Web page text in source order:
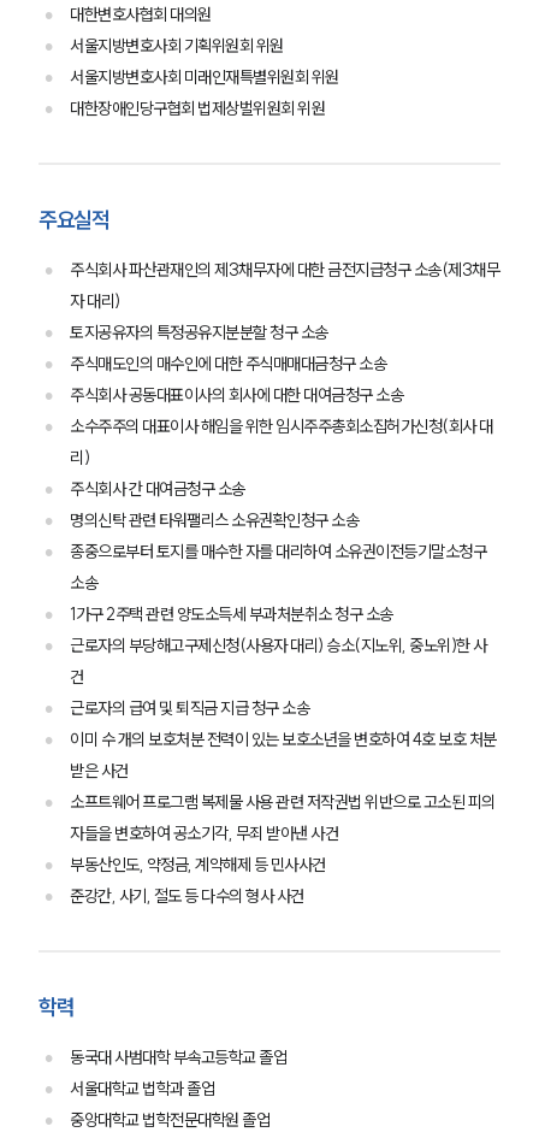
그룹소개
대륜의 강점
오시는 길
글로벌 파트너 로펌
주요 업무사례
사례분석/최신동향
대한변호사협회 대의원
서울지방변호사회 기획위원회 위원
서울지방변호사회 미래인재특별위원회 위원
대한장애인당구협회 법제상벌위원회 위원
주요실적
주식회사 파산관재인의 제3채무자에 대한 금전지급청구 소송(제3채무
자 대리)
토지공유자의 특정공유지분분할 청구 소송
주식매도인의 매수인에 대한 주식매매대금청구 소송
주식회사 공동대표이사의 회사에 대한 대여금청구 소송
소수주주의 대표이사 해임을 위한 임시주주총회소집허가신청(회사 대
리)
주식회사 간 대여금청구 소송
명의신탁 관련 타워팰리스 소유권확인청구 소송
종중으로부터 토지를 매수한 자를 대리하여 소유권이전등기말소청구
소송
1가구 2주택 관련 양도소득세 부과처분취소 청구 소송
근로자의 부당해고구제신청(사용자 대리) 승소(지노위, 중노위)한 사
건
근로자의 급여 및 퇴직금 지급 청구 소송
이미 수 개의 보호처분 전력이 있는 보호소년을 변호하여 4호 보호 처분
받은 사건
소프트웨어 프로그램 복제물 사용 관련 저작권법 위반으로 고소된 피의
자들을 변호하여 공소기각, 무죄 받아낸 사건
부동산인도, 약정금, 계약해제 등 민사사건
준강간, 사기, 절도 등 다수의 형사 사건
학력
동국대 사범대학 부속고등학교 졸업
서울대학교 법학과 졸업
중앙대학교 법학전문대학원 졸업